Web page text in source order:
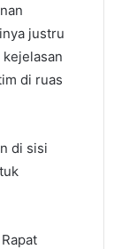
justru
di ruas
di sisi